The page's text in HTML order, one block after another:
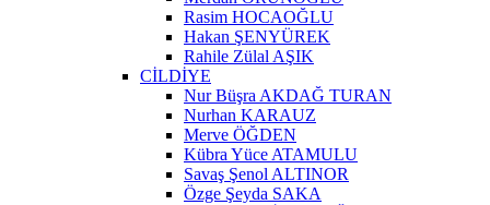
Rasim HOCAOĞLU
Hakan ŞENYÜREK
Rahile Zülal AŞIK
CİLDİYE
Nur Büşra AKDAĞ TURAN
Nurhan KARAUZ
Merve ÖĞDEN
Kübra Yüce ATAMULU
Savaş Şenol ALTINOR
Özge Şeyda SAKA